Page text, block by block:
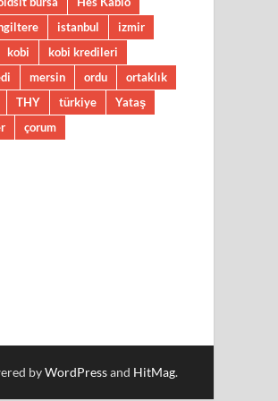
istanbul
izmir
kobi
kobi kredileri
mersin ordu
ortaklık
THY türkiye
Yataş
çorum
byWordPressand HitMag.